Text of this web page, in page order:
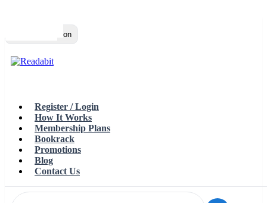
Toggle navigation
Register / Login
How It Works
Membership Plans
Bookrack
Promotions
Blog
Contact Us